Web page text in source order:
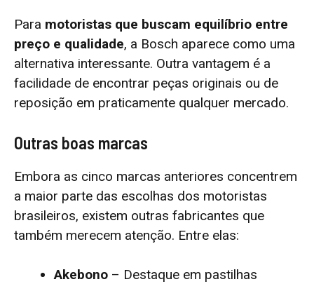
Para motoristas que buscam equilíbrio entre
preço e qualidade, a Bosch aparece como uma
alternativa interessante. Outra vantagem é a
facilidade de encontrar peças originais ou de
reposição em praticamente qualquer mercado.
Outras boas marcas
Embora as cinco marcas anteriores concentrem
a maior parte das escolhas dos motoristas
brasileiros, existem outras fabricantes que
também merecem atenção. Entre elas:
Akebono – Destaque em pastilhas